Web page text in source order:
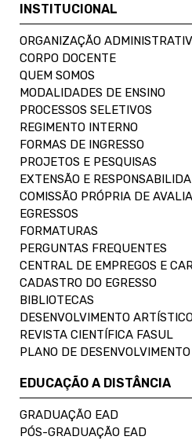
INSTITUCIONAL
ORGANIZAÇÃO
CORPO DOCENTE
QUEM SOMOS
MODALIDADES DE ENSINO
PROCESSOS SELETIVOS
REGIMENTO INTERNO
FORMAS DE INGRESSO
PROJETOS E PESQUISAS
EXTENSÃO E
COMISSÃO PRÓPRIA DE
EGRESSOS
FORMATURAS
PERGUNTAS FREQUENTES
CENTRAL DE EMPREGOS E
CADASTRO DO EGRESSO
BIBLIOTECAS
DESENVOLVIMENTO
REVISTA CIENTÍFICA FASUL
PLANO DE
EDUCAÇÃO A DISTÂNCIA
GRADUAÇÃO EAD
PÓS-GRADUAÇÃO EAD